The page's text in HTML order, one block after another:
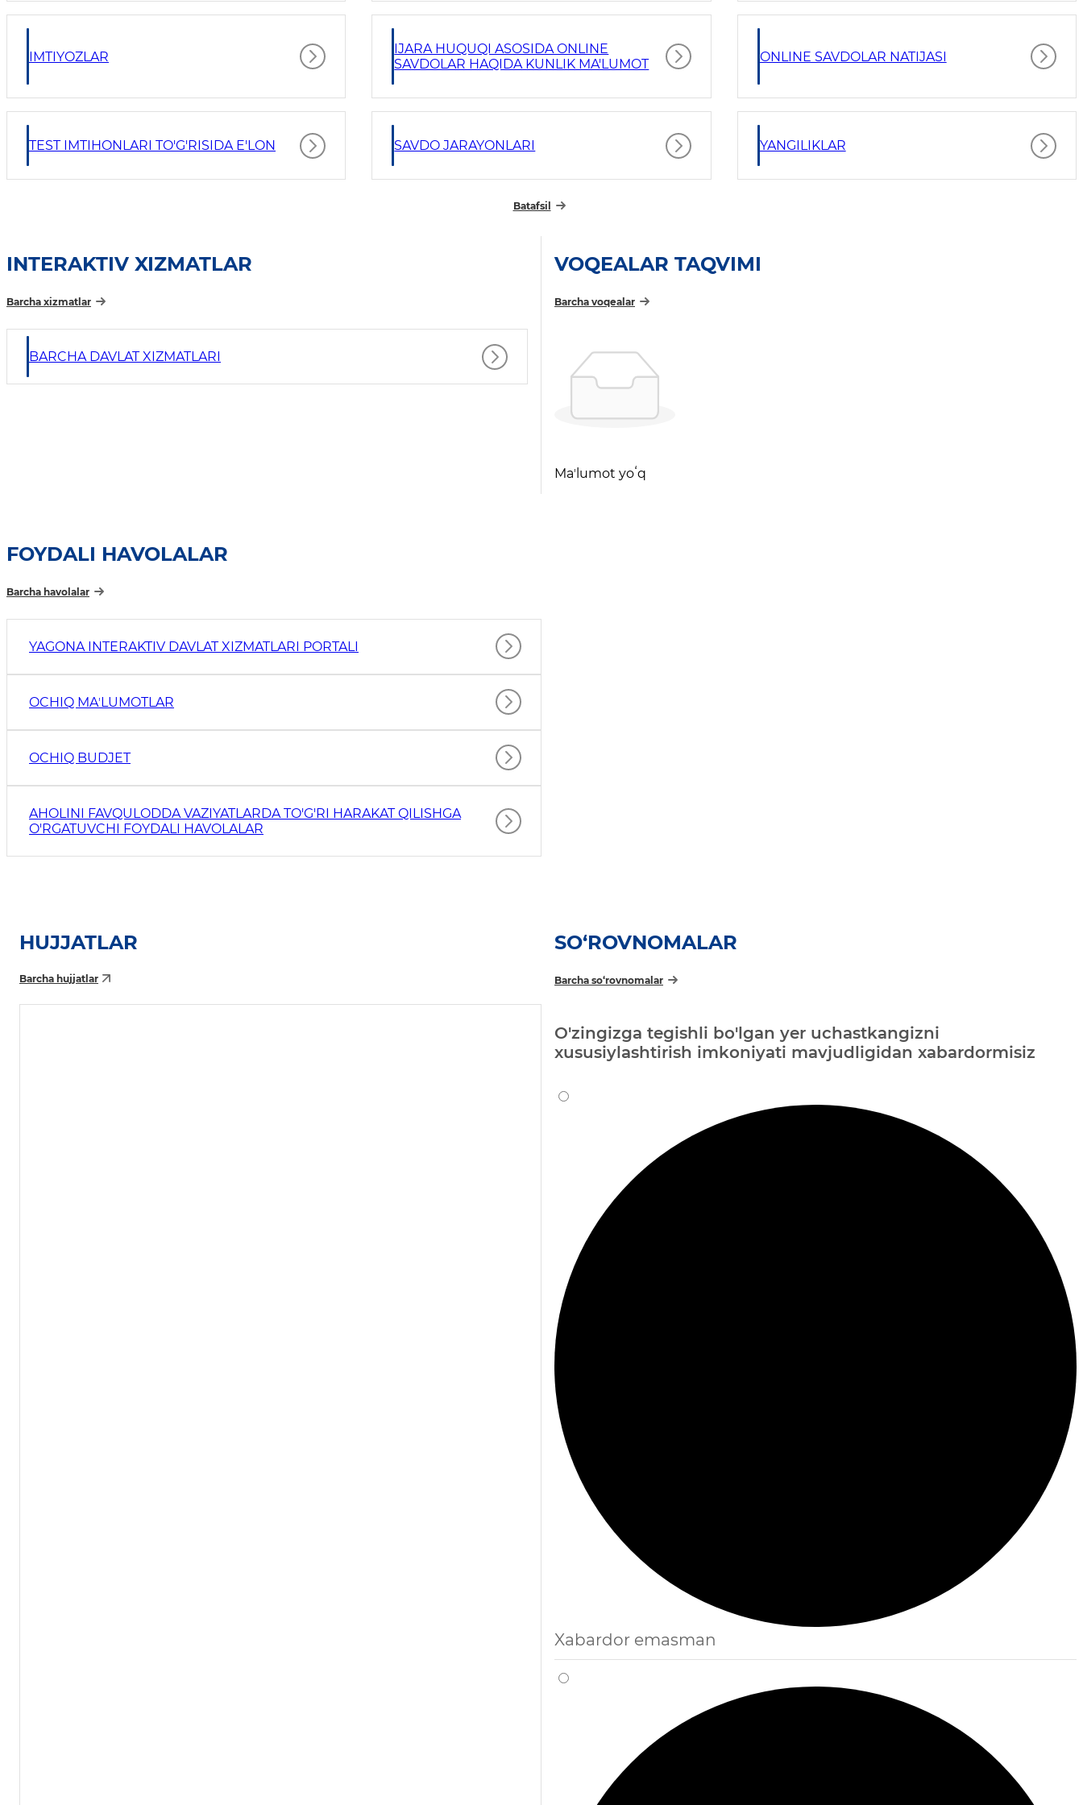
IMTIYOZLAR
IJARA HUQUQI ASOSIDA ONLINE
SAVDOLAR HAQIDA KUNLIK MA'LUMOT
ONLINE SAVDOLAR NATIJASI
TEST IMTIHONLARI TO'G'RISIDA E'LON SAVDO JARAYONLARI YANGILIKLAR
Batafsil
INTERAKTIV XIZMATLAR
Barcha xizmatlar
BARCHA DAVLAT XIZMATLARI
VOQEALAR TAQVIMI
Barcha voqealar
Maʼlumot yoʻq
FOYDALI HAVOLALAR
Barcha havolalar
YAGONA INTERAKTIV DAVLAT XIZMATLARI PORTALI
OCHIQ MAʼLUMOTLAR
OCHIQ BUDJET
AHOLINI FAVQULODDA VAZIYATLARDA TO'G'RI HARAKAT QILISHGA
O'RGATUVCHI FOYDALI HAVOLALAR
HUJJATLAR
Barcha hujjatlar
SO‘ROVNOMALAR
Barcha so‘rovnomalar
O'zingizga tegishli bo'lgan yer uchastkangizni
xususiylashtirish imkoniyati mavjudligidan xabardormisiz
Xabardor emasman